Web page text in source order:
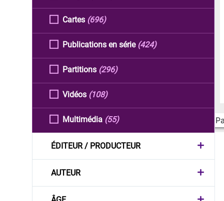
Cartes (696)
Publications en série (424)
Partitions (296)
Vidéos (108)
Multimédia (55)
ÉDITEUR / PRODUCTEUR
AUTEUR